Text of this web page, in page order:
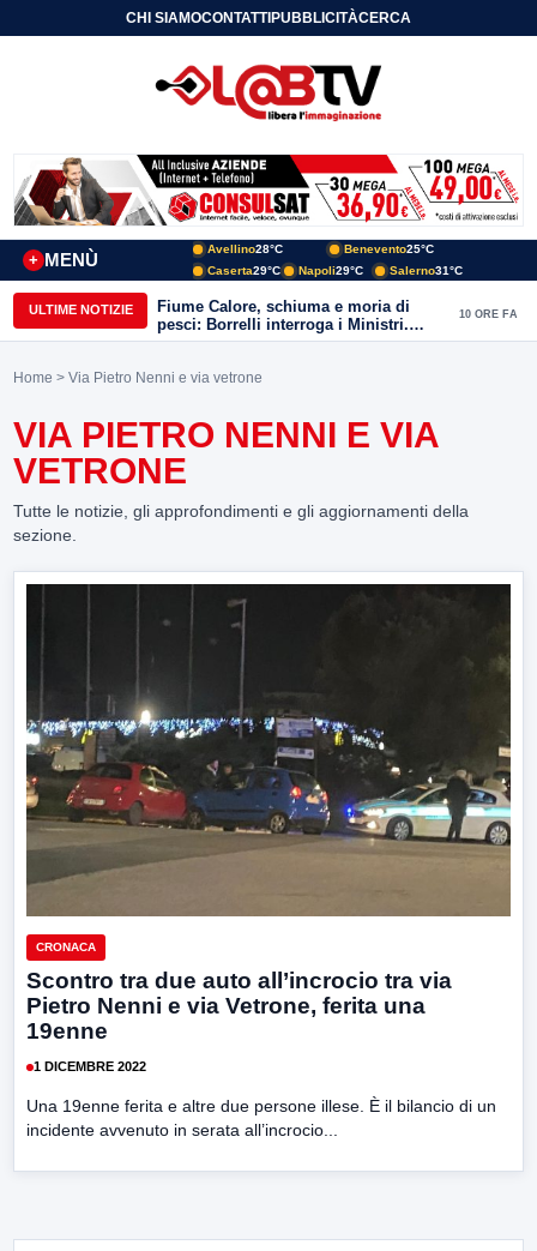
CHI SIAMOCONTATTIPUBBLICITÀCERCA
MENÙ
+
Avellino28°C Benevento25°C
Caserta29°C Napoli29°C Salerno31°C
ULTIME NOTIZIE
Fiume Calore, schiuma e moria di
pesci: Borrelli interroga i Ministri.
“Benevento paga l’assenza del
10 ORE FA
Home > Via Pietro Nenni e via vetrone
VIA PIETRO NENNI E VIA
VETRONE
Tutte le notizie, gli approfondimenti e gli aggiornamenti della
sezione.
CRONACA
Scontro tra due auto all’incrocio tra via
Pietro Nenni e via Vetrone, ferita una
19enne
1 DICEMBRE 2022
Una 19enne ferita e altre due persone illese. È il bilancio di un
incidente avvenuto in serata all’incrocio...